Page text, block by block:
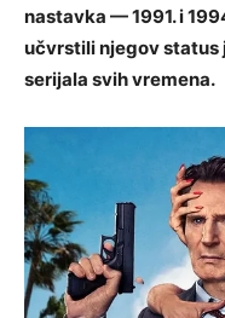
nastavka — 1991. i
učvrstili njegov status
serijala svih vremena.